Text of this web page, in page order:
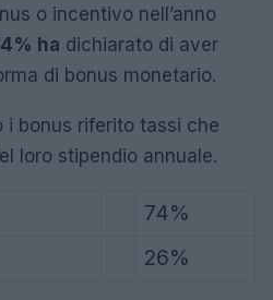
o incentivo nell’anno
ha dichiarato di aver
di bonus monetario.
i bonus riferito tassi che
loro stipendio annuale.
74%
26%